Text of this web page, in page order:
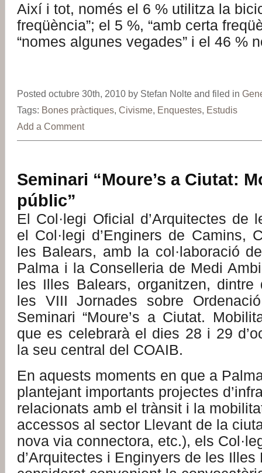
Així i tot, només el 6 % utilitza la
freqüència”; el 5 %, “amb certa
“nomes algunes vegades” i el 46 %
Posted octubre 30th, 2010 by Stefan Nolte and filed in
Tags: Bones pràctiques Civisme Enquestes Estudis
Add a Comment
Seminari “Moure’s a Ciutat:
públic”
El Col·legi Oficial d’Arquitectes de
el Col·legi d’Enginers de Camins,
les Balears, amb la col·laboració
Palma i la Conselleria de Medi
les Illes Balears, organitzen, dintre
les VIII Jornades sobre
Seminari “Moure’s a Ciutat.
que es celebrarà el dies 28 i 29
la seu central del COAIB.
En aquests moments en que a
plantejant importants projectes
relacionats amb el trànsit i la
accessos al sector Llevant de la
nova via connectora, etc.), els
d’Arquitectes i Enginyers de les Illes